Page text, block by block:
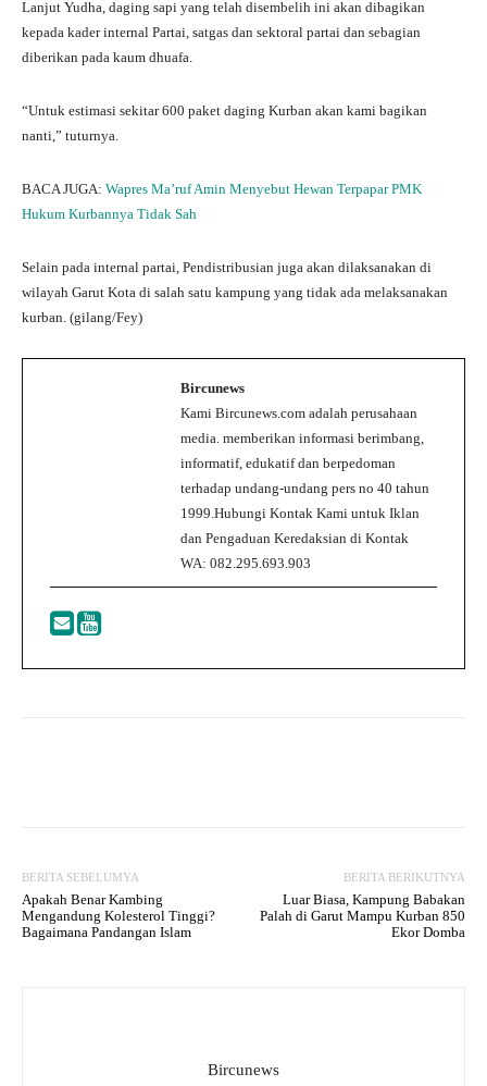
Lanjut Yudha, daging sapi yang telah disembelih ini akan dibagikan
kepada kader internal Partai, satgas dan sektoral partai dan sebagian
diberikan pada kaum dhuafa.
“Untuk estimasi sekitar 600 paket daging Kurban akan kami bagikan
nanti,” tuturnya.
BACA JUGA: Wapres Ma’ruf Amin Menyebut Hewan Terpapar PMK
Hukum Kurbannya Tidak Sah
Selain pada internal partai, Pendistribusian juga akan dilaksanakan di
wilayah Garut Kota di salah satu kampung yang tidak ada melaksanakan
kurban. (gilang/Fey)
Bircunews
Kami Bircunews.com adalah perusahaan
media. memberikan informasi berimbang,
informatif, edukatif dan berpedoman
terhadap undang-undang pers no 40 tahun
1999.Hubungi Kontak Kami untuk Iklan
dan Pengaduan Keredaksian di Kontak
WA: 082.295.693.903
BERITA SEBELUMYA
Apakah Benar Kambing
Mengandung Kolesterol Tinggi?
Bagaimana Pandangan Islam
BERITA BERIKUTNYA
Luar Biasa, Kampung Babakan
Palah di Garut Mampu Kurban 850
Ekor Domba
Bircunews